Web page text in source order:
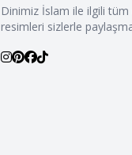
Dinimiz İslam ile ilgili tüm
resimleri sizlerle